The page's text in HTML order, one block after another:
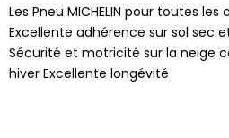
Les Pneu MICHELIN pour toutes
Excellente adhérence sur sol sec
Sécurité et motricité sur la neige
hiver Excellente longévité